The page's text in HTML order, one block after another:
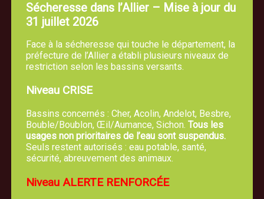
Mairie de TREVOL
5, route de Moulins 03460 Trévol
Sécheresse dans l’Allier – Mise à jour du
31 juillet 2026
Face à la sécheresse qui touche le département, la
préfecture de l’Allier a établi plusieurs niveaux de
restriction selon les bassins versants.
Niveau CRISE
Bassins concernés : Cher, Acolin, Andelot, Besbre,
Bouble/Boublon, Œil/Aumance, Sichon. Tous les
usages non prioritaires de l’eau sont suspendus.
Seuls restent autorisés : eau potable, santé,
sécurité, abreuvement des animaux.
Niveau ALERTE RENFORCÉE